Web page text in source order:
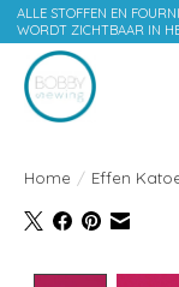
ALLE STOFFEN EN
WORDT ZICHTBAAR IN
Home / Effen